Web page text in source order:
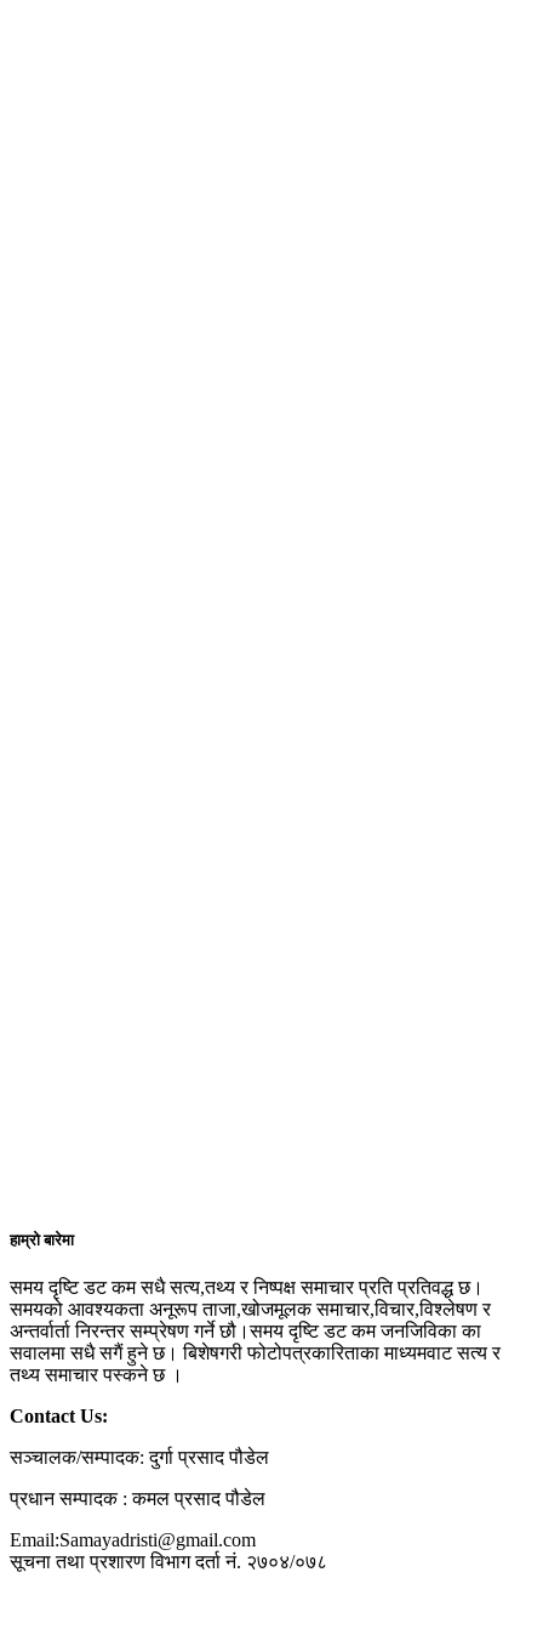
हाम्रो बारेमा
समय दृष्टि डट कम सधै सत्य,तथ्य र निष्पक्ष समाचार प्रति प्रतिवद्ध छ।
समयको आवश्यकता अनूरूप ताजा,खोजमूलक समाचार,विचार,विश्लेषण र
अन्तर्वार्ता निरन्तर सम्प्रेषण गर्ने छौ।समय दृष्टि डट कम जनजिविका का
सवालमा सधै सगैं हुने छ। बिशेषगरी फोटोपत्रकारिताका माध्यमवाट सत्य र
तथ्य समाचार पस्कने छ ।
Contact Us:
सञ्चालक/सम्पादक: दुर्गा प्रसाद पौडेल
प्रधान सम्पादक : कमल प्रसाद पौडेल
Email:Samayadristi@gmail.com
सूचना तथा प्रशारण विभाग दर्ता नं. २७०४/०७८